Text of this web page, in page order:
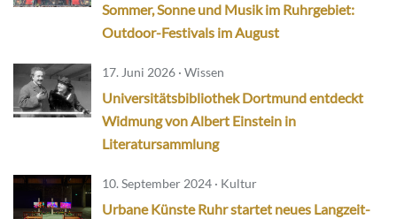
Sommer, Sonne und Musik im Ruhrgebiet:
Outdoor-Festivals im August
17. Juni 2026 · Wissen
Universitätsbibliothek Dortmund entdeckt
Widmung von Albert Einstein in
Literatursammlung
10. September 2024 · Kultur
Urbane Künste Ruhr startet neues Langzeit-